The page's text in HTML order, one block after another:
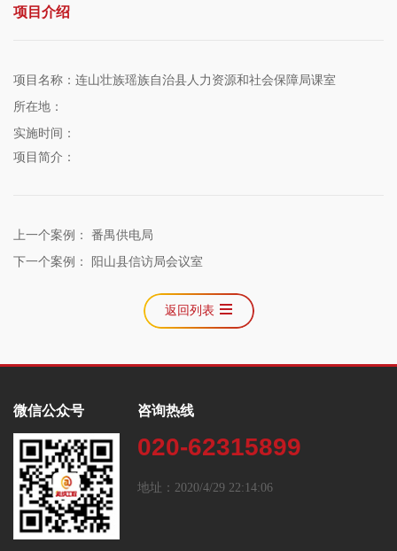
项目介绍
项目名称：连山壮族瑶族自治县人力资源和社会保障局课室
所在地：
实施时间：
项目简介：
上一个案例： 番禺供电局
下一个案例：
阳山县信访局会议室
返回列表
咨询热线
020-62315899
地址：2020/4/29 22:14:06
微信公众号